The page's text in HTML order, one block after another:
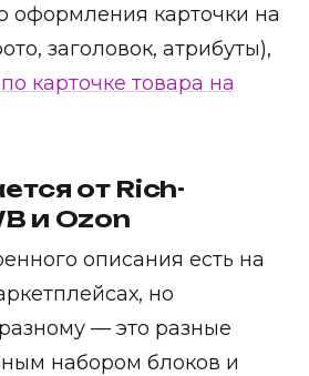
оформления карточки на
заголовок, атрибуты),
карточке товара на
от Rich-
и Ozon
описания есть на
но
— это разные
набором блоков и